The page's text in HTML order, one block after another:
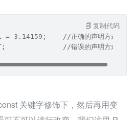
= 3.14159;    //正确的声明方式
//错误的声明方式
复制代码
关键字修饰下，然后再用变